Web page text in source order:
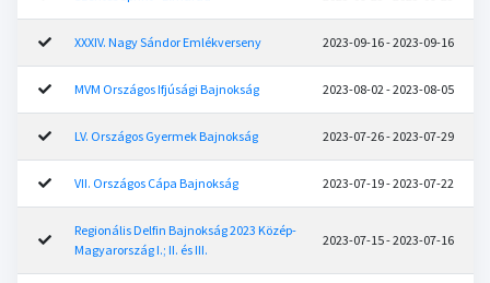
XXXIV. Nagy Sándor Emlékverseny 2023-09-16 - 2023-09-16
MVM Országos Ifjúsági Bajnokság 2023-08-02 - 2023-08-05
LV. Országos Gyermek Bajnokság 2023-07-26 - 2023-07-29
VII. Országos Cápa Bajnokság 2023-07-19 - 2023-07-22
Regionális Delfin Bajnokság 2023 Közép-
Magyarország I.; II. és III.
2023-07-15 - 2023-07-16